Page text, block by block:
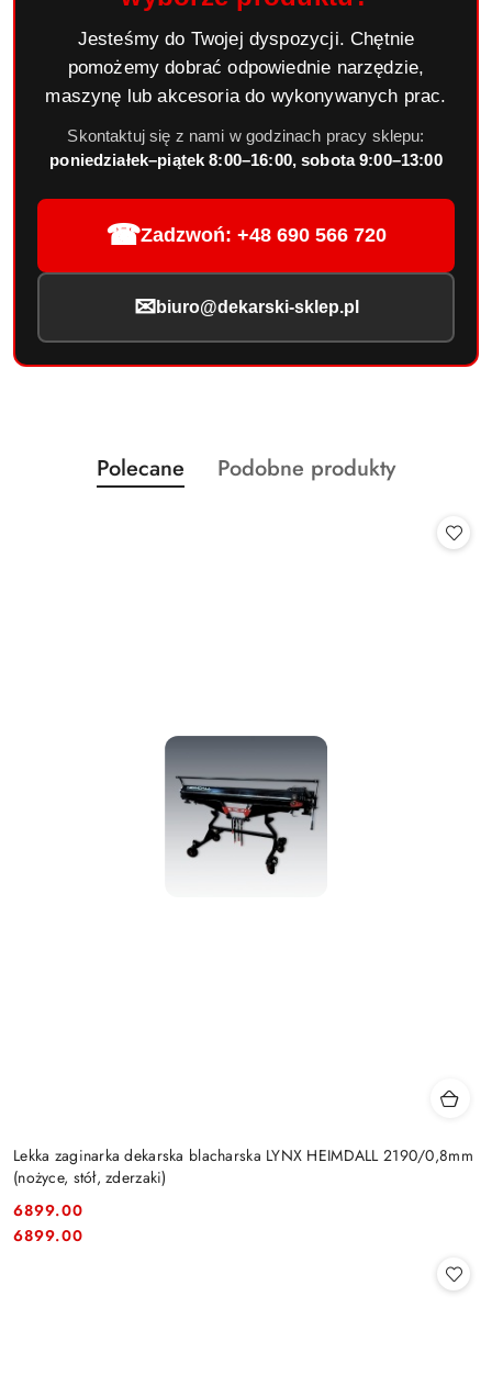
Jesteśmy do Twojej dyspozycji. Chętnie
pomożemy dobrać odpowiednie narzędzie,
maszynę lub akcesoria do wykonywanych prac.
Skontaktuj się z nami w godzinach pracy sklepu:
poniedziałek–piątek 8:00–16:00, sobota 9:00–13:00
☎Zadzwoń: +48 690 566 720
✉ biuro@dekarski-sklep.pl
Pomiń karuzelę produktów
Produkty
o
Polecane
Produkty
Podobne produkty
Lekka zaginarka dekarska blacharska LYNX HEIMDALL 2190/0,8mm
(nożyce, stół, zderzaki)
Cena:
6899.00
Cena:
6899.00